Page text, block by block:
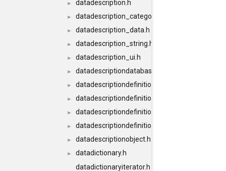
► datadescription.h
► datadescription_category.h
► datadescription_data.h
► datadescription_string.h
► datadescription_ui.h
► datadescriptiondatabase.h
► datadescriptiondefinition.h
► datadescriptiondefinition_conversion.h
► datadescriptiondefinitiondatabase.h
► datadescriptiondefinitiondatabaseimpl.h
► datadescriptionobject.h
►
datadictionary.h
datadictionaryiterator.h